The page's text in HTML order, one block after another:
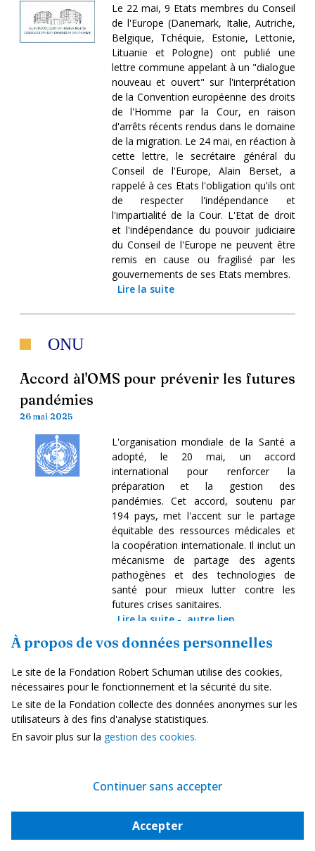
À propos de vos données personnelles
Le site de la Fondation Robert Schuman utilise des cookies,
nécessaires pour le fonctionnement et la sécurité du site.
Le site de la Fondation collecte des données anonymes sur les
utilisateurs à des fins d'analyse statistiques.
En savoir plus sur la gestion des cookies.
Continuer sans accepter
Accepter
Le 22 mai, 9 Etats membres du Conseil
de l'Europe (Danemark, Italie, Autriche,
Belgique, Tchéquie, Estonie, Lettonie,
Lituanie et Pologne) ont publié une
lettre commune appelant à un "dialogue
nouveau et ouvert" sur l'interprétation
de la Convention européenne des droits
de l'Homme par la Cour, en raison
d'arrêts récents rendus dans le domaine
de la migration. Le 24 mai, en réaction à
cette lettre, le secrétaire général du
Conseil de l'Europe, Alain Berset, a
rappelé à ces Etats l'obligation qu'ils ont
de respecter l'indépendance et
l'impartialité de la Cour. L'Etat de droit
et l'indépendance du pouvoir judiciaire
du Conseil de l'Europe ne peuvent être
remis en cause ou fragilisé par les
gouvernements de ses Etats membres.
Lire la suite
ONU
Accord àl'OMS pour prévenir les futures
pandémies
26 mai 2025
L'organisation mondiale de la Santé a
adopté, le 20 mai, un accord
international pour renforcer la
préparation et la gestion des
pandémies. Cet accord, soutenu par
194 pays, met l'accent sur le partage
équitable des ressources médicales et
la coopération internationale. Il inclut un
mécanisme de partage des agents
pathogènes et des technologies de
santé pour mieux lutter contre les
futures crises sanitaires.
Lire la suite- autre lien
Etudes/Rapports
Le G7 s'engage pour une croissance
durable et le soutien à l'Ukraine
26 mai 2025
ministres des Finances et gouverneurs
réaffirmé leur volonté commune de
renforcer la stabilité économique